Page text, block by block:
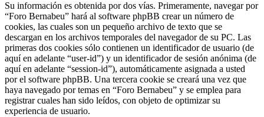
Su información es obtenida por dos vías. Primeramente, navegar por
“Foro Bernabeu” hará al software phpBB crear un número de
cookies, las cuales son un pequeño archivo de texto que se
descargan en los archivos temporales del navegador de su PC. Las
primeras dos cookies sólo contienen un identificador de usuario (de
aquí en adelante “user-id”) y un identificador de sesión anónima (de
aquí en adelante “session-id”), automáticamente asignada a usted
por el software phpBB. Una tercera cookie se creará una vez que
haya navegado por temas en “Foro Bernabeu” y se emplea para
registrar cuales han sido leídos, con objeto de optimizar su
experiencia de usuario.